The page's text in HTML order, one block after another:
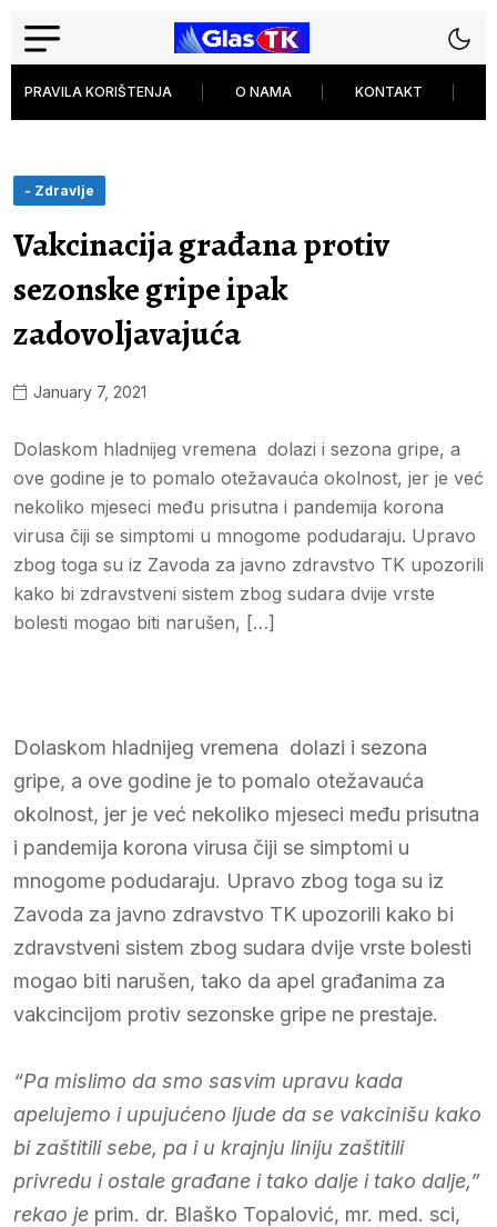
PRAVILA KORIŠTENJA O NAMA KONTAKT
- Zdravlje
Vakcinacija građana protiv
sezonske gripe ipak
zadovoljavajuća
January 7, 2021
Dolaskom hladnijeg vremena dolazi i sezona gripe, a
ove godine je to pomalo otežavauća okolnost, jer je već
nekoliko mjeseci među prisutna i pandemija korona
virusa čiji se simptomi u mnogome podudaraju. Upravo
zbog toga su iz Zavoda za javno zdravstvo TK upozorili
kako bi zdravstveni sistem zbog sudara dvije vrste
bolesti mogao biti narušen, […]
Dolaskom hladnijeg vremena dolazi i sezona
gripe, a ove godine je to pomalo otežavauća
okolnost, jer je već nekoliko mjeseci među prisutna
i pandemija korona virusa čiji se simptomi u
mnogome podudaraju. Upravo zbog toga su iz
Zavoda za javno zdravstvo TK upozorili kako bi
zdravstveni sistem zbog sudara dvije vrste bolesti
mogao biti narušen, tako da apel građanima za
vakcincijom protiv sezonske gripe ne prestaje.
“Pa mislimo da smo sasvim upravu kada
apelujemo i upujućeno ljude da se vakcinišu kako
bi zaštitili sebe, pa i u krajnju liniju zaštitili
privredu i ostale građane i tako dalje i tako dalje,”
rekao je prim. dr. Blaško Topalović, mr. med. sci,